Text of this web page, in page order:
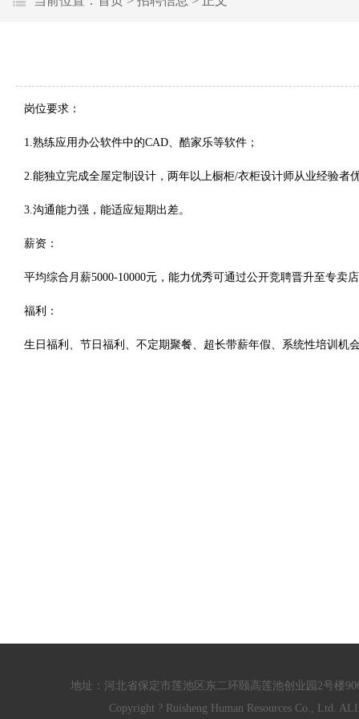
岗位要求：
1.熟练应用办公软件中的CAD、酷家乐等软件；
2.能独立完成全屋定制设计，两年以上橱柜/衣柜设计师从业经验者
3.沟通能力强，能适应短期出差。
薪资：
平均综合月薪5000-10000元，能力优秀可通过公开竞聘晋升至专卖
福利：
生日福利、节日福利、不定期聚餐、超长带薪年假、系统性培训机
地址：河北省保定市莲池区东二环颐高莲池创业园2号楼
Copyright ? Ruisheng Human Resources Co., Ltd.